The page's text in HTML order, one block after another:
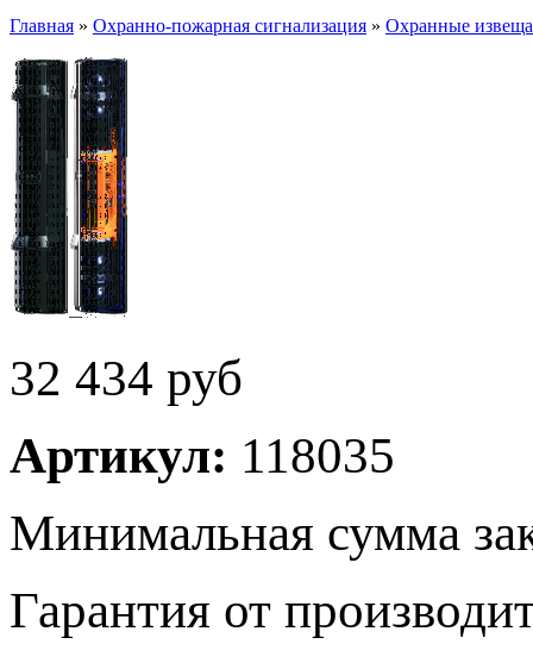
Главная » Охранно-пожарная сигнализация » Охранные
32 434 руб
Артикул: 118035
Минимальная сумма
Гарантия от